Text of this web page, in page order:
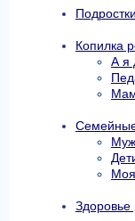
Копилка
А я
Здоровье